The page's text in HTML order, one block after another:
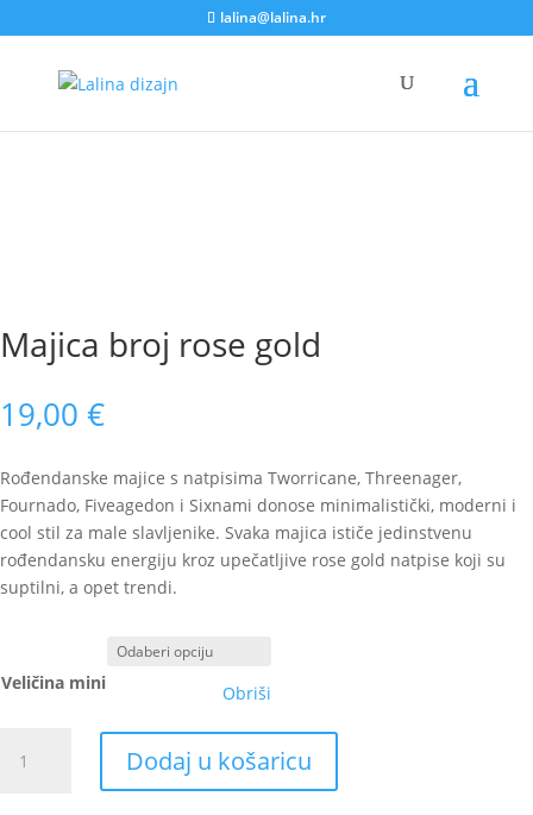
lalina@lalina.hr
Majica broj rose gold
19,00 €
Rođendanske majice s natpisima Tworricane, Threenager,
Fournado, Fiveagedon i Sixnami donose minimalistički, moderni i
cool stil za male slavljenike. Svaka majica ističe jedinstvenu
rođendansku energiju kroz upečatljive rose gold natpise koji su
suptilni, a opet trendi.
Veličina mini Obriši
broj
Dodaj u košaricu